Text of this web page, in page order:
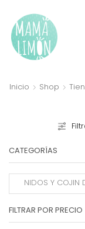
Inicio Shop
CATEGORÍAS
NIDOS Y COJIN
FILTRAR POR PRECIO